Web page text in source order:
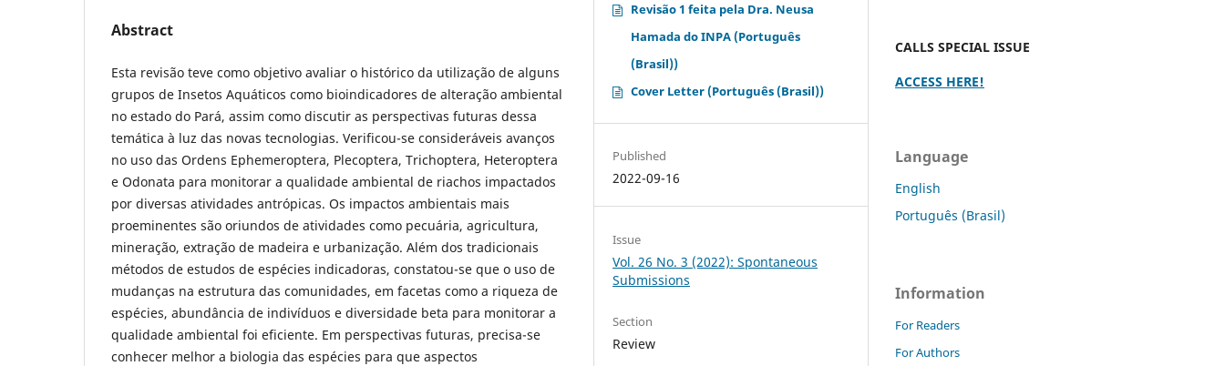
Abstract
Esta revisão teve como objetivo avaliar o histórico da utilização de alguns
grupos de Insetos Aquáticos como bioindicadores de alteração ambiental
no estado do Pará, assim como discutir as perspectivas futuras dessa
temática à luz das novas tecnologias. Verificou-se consideráveis avanços
no uso das Ordens Ephemeroptera, Plecoptera, Trichoptera, Heteroptera
e Odonata para monitorar a qualidade ambiental de riachos impactados
por diversas atividades antrópicas. Os impactos ambientais mais
proeminentes são oriundos de atividades como pecuária, agricultura,
mineração, extração de madeira e urbanização. Além dos tradicionais
métodos de estudos de espécies indicadoras, constatou-se que o uso de
mudanças na estrutura das comunidades, em facetas como a riqueza de
espécies, abundância de indivíduos e diversidade beta para monitorar a
qualidade ambiental foi eficiente. Em perspectivas futuras, precisa-se
conhecer melhor a biologia das espécies para que aspectos
Revisão 1 feita pela Dra. Neusa
Hamada do INPA (Português
(Brasil))
Cover Letter (Português (Brasil))
Published
2022-09-16
Issue
Vol. 26 No. 3 (2022): Spontaneous
Submissions
Section
Review
CALLS SPECIAL ISSUE
ACCESS HERE!
Language
English
Português (Brasil)
Information
For Readers
For Authors